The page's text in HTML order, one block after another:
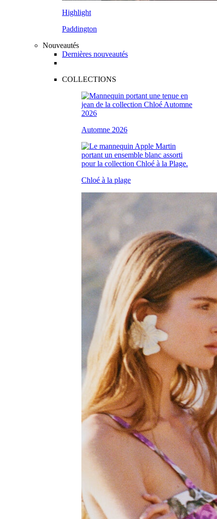
Highlight
Paddington
Nouveautés
Dernières nouveautés
COLLECTIONS
Automne 2026
Chloé à la plage